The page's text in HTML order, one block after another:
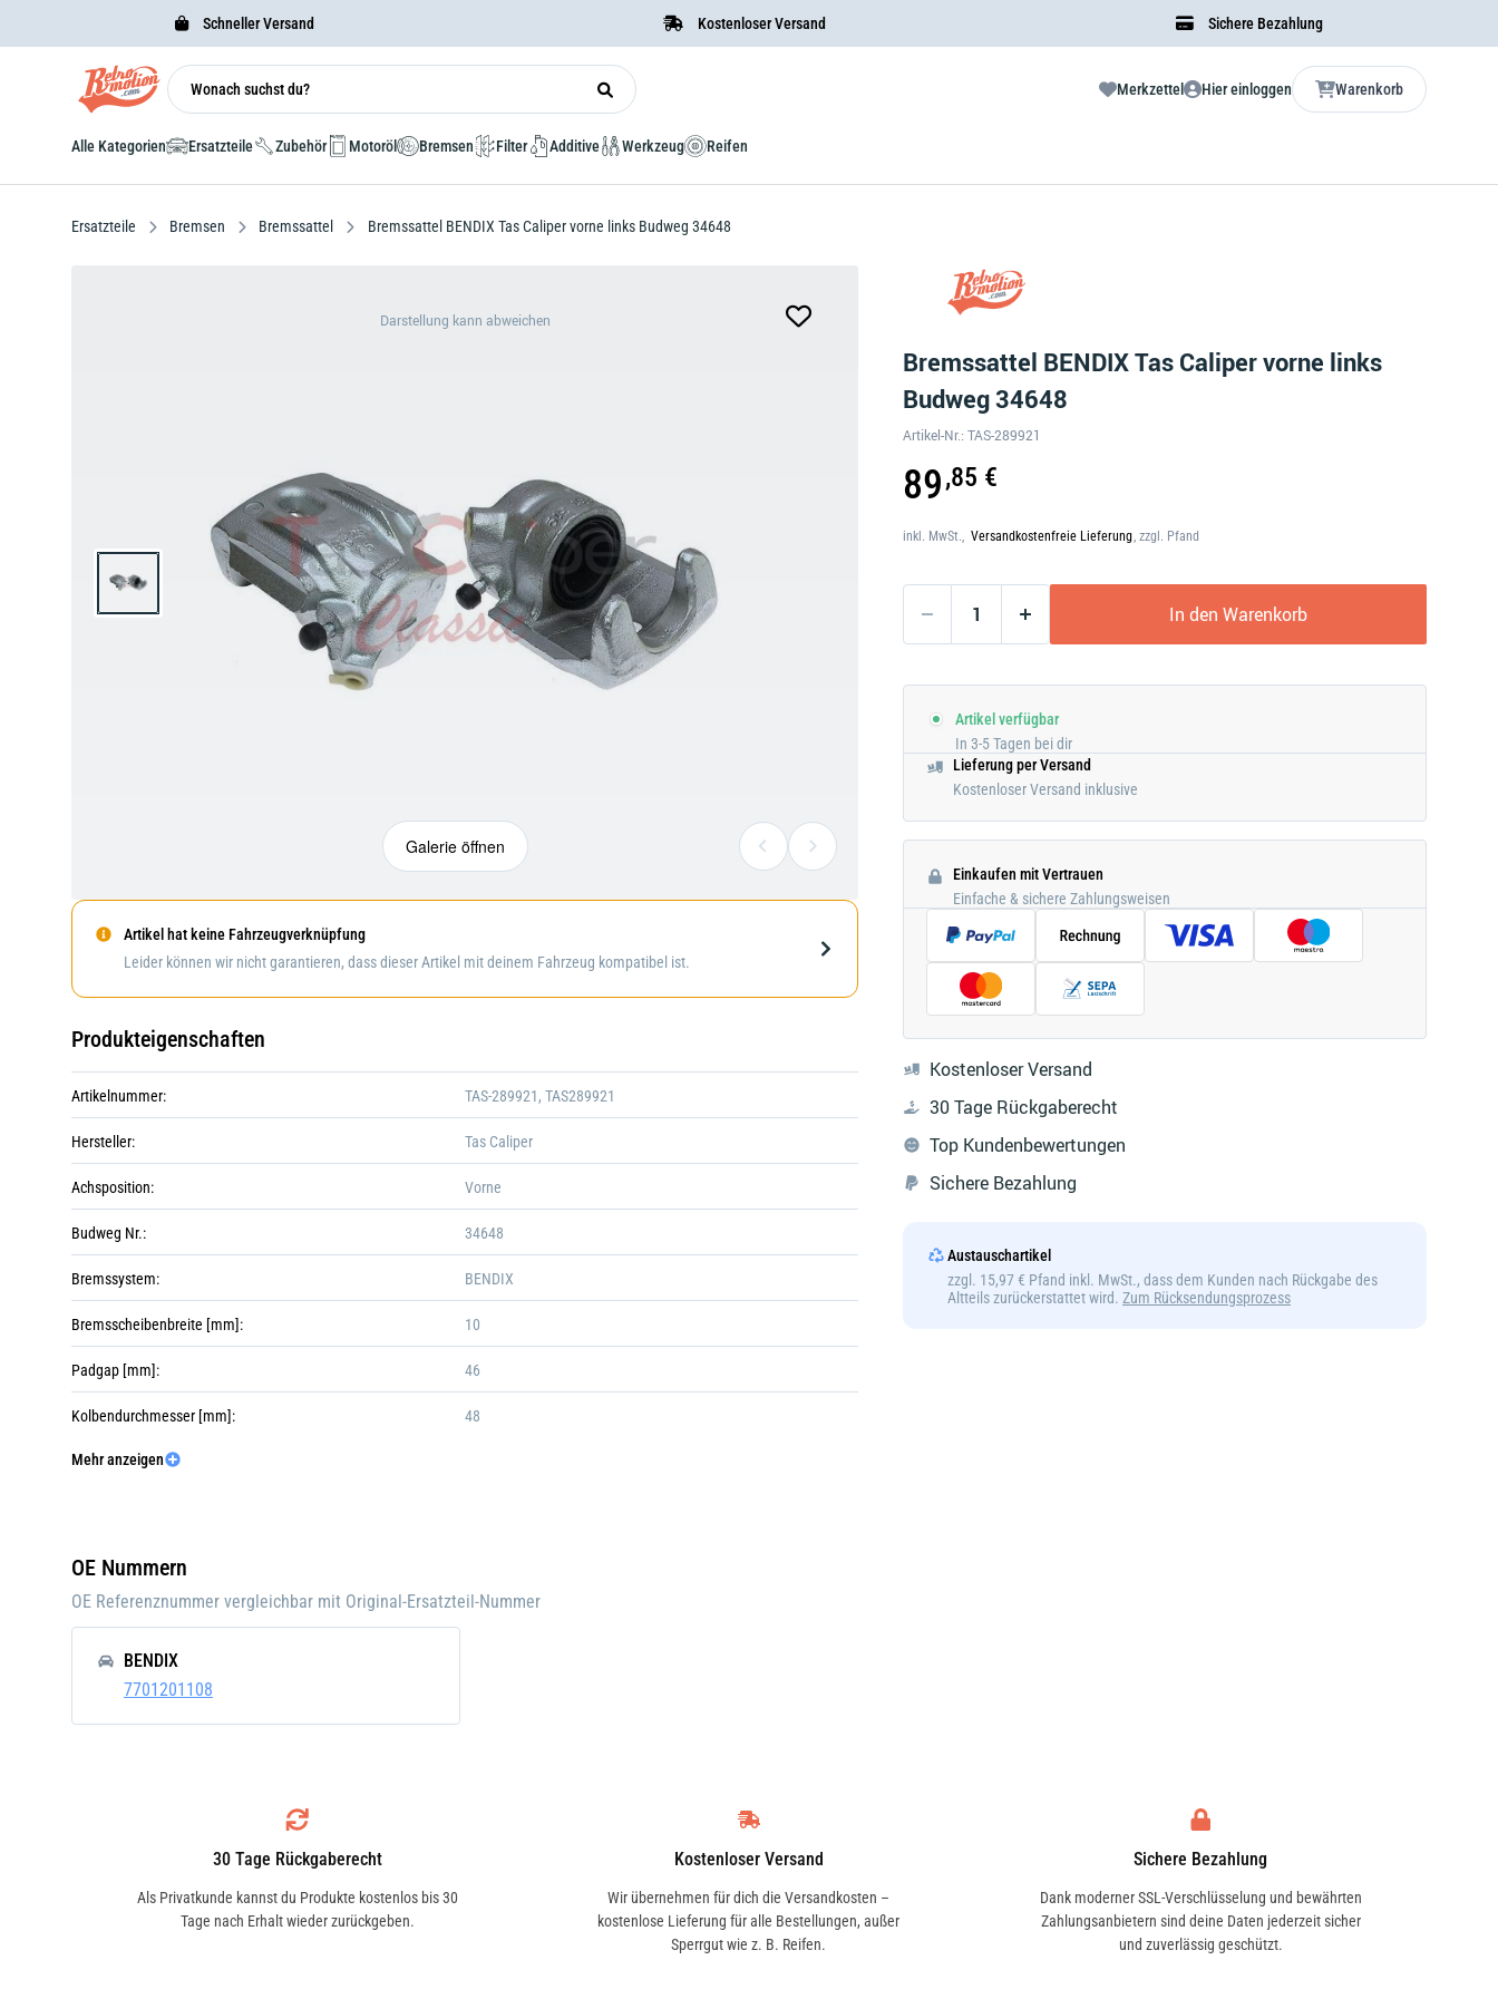
Schneller Versand Kostenloser Versand Sichere Bezahlung
Merkzettel Hier einloggen Warenkorb
Alle Kategorien Ersatzteile Zubehör Motoröl Bremsen Filter Additive Werkzeug Reifen
Ersatzteile Bremsen Bremssattel Bremssattel BENDIX Tas Caliper vorne links Budweg 34648
Bremssattel BENDIX Tas Caliper vorne links
Budweg 34648
Artikel-Nr.: TAS-289921
abweichen
Galerie
öffnen
89,85 €
inkl. MwSt., Versandkostenfreie Lieferung, zzgl. Pfand
In den Warenkorb
Artikel verfügbar
In 3-5 Tagen bei dir
Lieferung per Versand
Kostenloser Versand inklusive
Einkaufen mit Vertrauen
Einfache & sichere Zahlungsweisen
Kostenloser Versand
30 Tage Rückgaberecht
Top Kundenbewertungen
Sichere Bezahlung
Austauschartikel
zzgl. 15,97 € Pfand inkl. MwSt., dass dem Kunden nach Rückgabe des
Altteils zurückerstattet wird. Zum Rücksendungsprozess
Darstellung kann abweichen
Galerie öffnen
Artikel hat keine Fahrzeugverknüpfung
Leider können wir nicht garantieren, dass dieser Artikel mit deinem Fahrzeug kompatibel ist.
Produkteigenschaften
Artikelnummer: TAS-289921, TAS289921
Hersteller: Tas Caliper
Achsposition: Vorne
Budweg Nr.: 34648
Bremssystem: BENDIX
Bremsscheibenbreite [mm]: 10
Padgap [mm]: 46
Kolbendurchmesser [mm]: 48
Kolbenanzahl:
Pfand:
Mehr anzeigen
OE Nummern
OE Referenznummer vergleichbar mit Original-Ersatzteil-Nummer
BENDIX
7701201108
30 Tage Rückgaberecht
Als Privatkunde kannst du Produkte kostenlos bis 30
Tage nach Erhalt wieder zurückgeben.
Kostenloser Versand
Wir übernehmen für dich die Versandkosten –
kostenlose Lieferung für alle Bestellungen, außer
Sperrgut wie z. B. Reifen.
Sichere Bezahlung
Dank moderner SSL-Verschlüsselung und bewährten
Zahlungsanbietern sind deine Daten jederzeit sicher
und zuverlässig geschützt.